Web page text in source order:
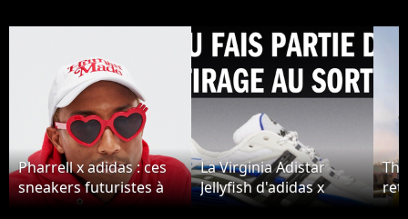
Pharrell x adidas : ces
sneakers futuristes à
300€ affolent les
La Virginia Adistar
Jellyfish d'adidas x
Pharrell Williams